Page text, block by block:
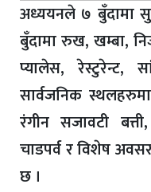
अध्ययनले ७ बुँदामा
बुँदामा रुख, खम्बा,
प्यालेस, रेस्टुरेन्ट,
सार्वजनिक स्थलहरुमा
रंगीन सजावटी
चाडपर्व र विशेष
छ ।